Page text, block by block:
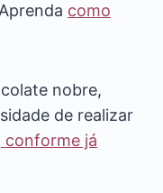
como
nobre,
de realizar
conforme já